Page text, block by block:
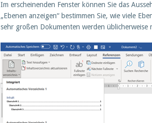
Im erscheinenden Fenster können Sie das
„Ebenen anzeigen“ bestimmen Sie, wie viele
sehr großen Dokumenten werden